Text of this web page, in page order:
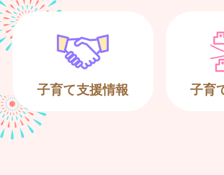
子育て支援情報 子育